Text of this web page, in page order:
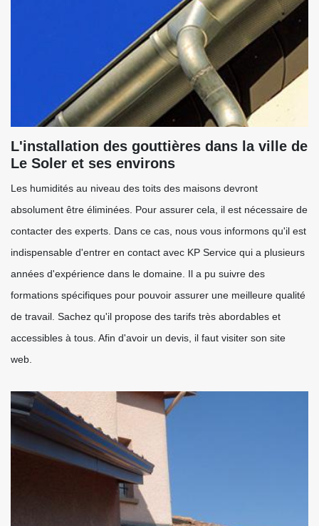
L'installation des gouttières dans la ville de
Le Soler et ses environs
Les humidités au niveau des toits des maisons devront
absolument être éliminées. Pour assurer cela, il est nécessaire de
contacter des experts. Dans ce cas, nous vous informons qu'il est
indispensable d'entrer en contact avec KP Service qui a plusieurs
années d'expérience dans le domaine. Il a pu suivre des
formations spécifiques pour pouvoir assurer une meilleure qualité
de travail. Sachez qu'il propose des tarifs très abordables et
accessibles à tous. Afin d'avoir un devis, il faut visiter son site
web.